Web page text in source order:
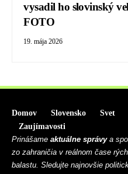
vysadil ho slovinský
FOTO
19. mája 2026
Domov Slovensko Svet
Zaujímavosti
Prinášame aktuálne správya
zo zahraničia v reálnom čase
balastu. Sledujte najnovšie